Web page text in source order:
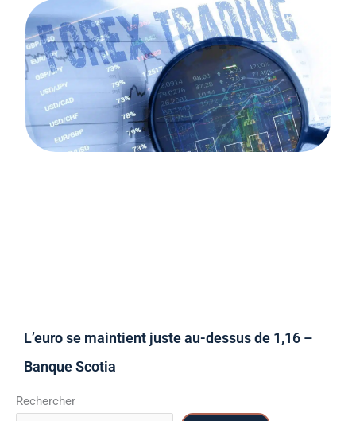
L’euro se maintient juste au-dessus de 1,16 –
Banque Scotia
Rechercher